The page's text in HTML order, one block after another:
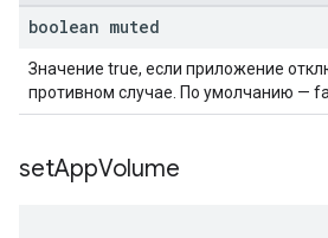
boolean muted
Значение true, если приложение
противном случае. По умолчанию —
setAppVolume